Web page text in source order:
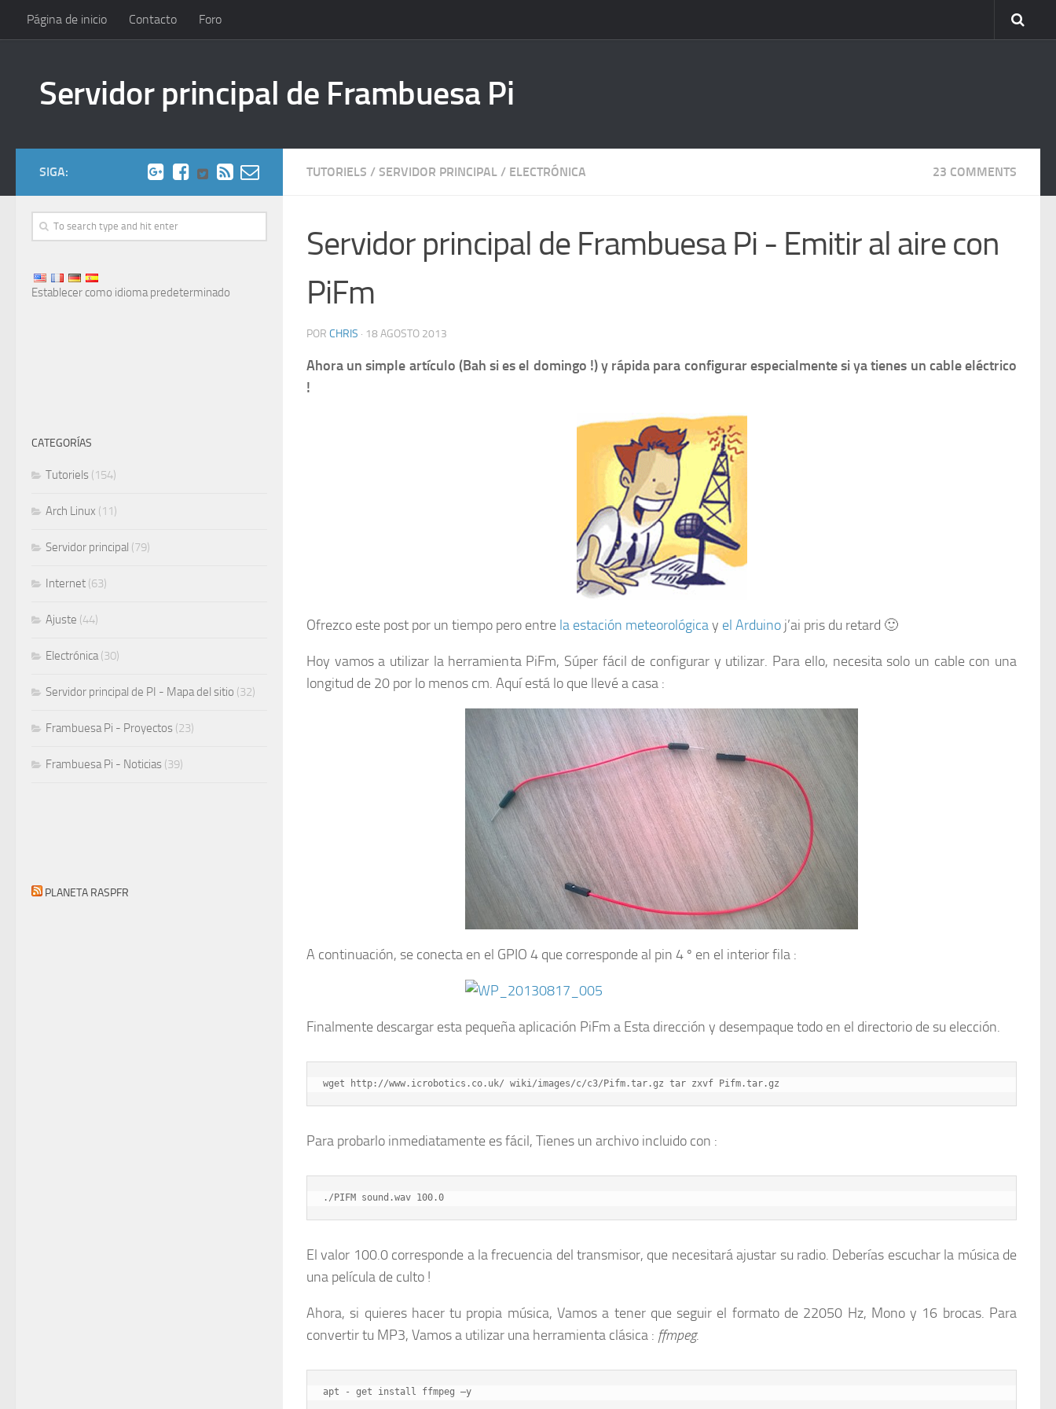
Página de inicio Contacto Foro
Servidor principal de Frambuesa Pi
TUTORIELS / SERVIDOR PRINCIPAL / ELECTRÓNICA 23 COMMENTS
Servidor principal de Frambuesa Pi - Emitir al aire con
PiFm
POR CHRIS · 18 AGOSTO 2013
Ahora un simple artículo (Bah si es el domingo !) y rápida para configurar especialmente si ya tienes un cable eléctrico
!
Ofrezco este post por un tiempo pero entre la estación meteorológicay el Arduino j’ai pris du retard 🙂
Hoy vamos a utilizar la herramienta PiFm, Súper fácil de configurar y utilizar. Para ello, necesita solo un cable con una
longitud de 20 por lo menos cm. Aquí está lo que llevé a casa :
A continuación, se conecta en el GPIO 4 que corresponde al pin 4 º en el interior fila :
Finalmente descargar esta pequeña aplicación PiFm a Esta dirección y desempaque todo en el directorio de su elección.
wget http://www.icrobotics.co.uk/ wiki/images/c/c3/Pifm.tar.gz tar zxvf Pifm.tar.gz
Para probarlo inmediatamente es fácil, Tienes un archivo incluido con :
./PIFM sound.wav 100.0
El valor 100.0 corresponde a la frecuencia del transmisor, que necesitará ajustar su radio. Deberías escuchar la música de
una película de culto !
Ahora, si quieres hacer tu propia música, Vamos a tener que seguir el formato de 22050 Hz, Mono y 16 brocas. Para
convertir tu MP3, Vamos a utilizar una herramienta clásica : ffmpeg.
apt - get install ffmpeg –y
SIGA:
Establecer como idioma predeterminado
CATEGORÍAS
Tutoriels (154)
Arch Linux (11)
Servidor principal (79)
Internet (63)
Ajuste (44)
Electrónica(30)
Servidor principal de PI - Mapa del sitio (32)
Frambuesa Pi - Proyectos (23)
Frambuesa Pi - Noticias (39)
PLANETA RASPFR